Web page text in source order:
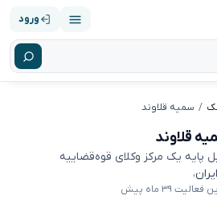
ورود
سمیه قلاوند
قلاوند
پایه یک مرکز وکلای قوه‌قضاییه
ایران،
۳۹ ماه پیش